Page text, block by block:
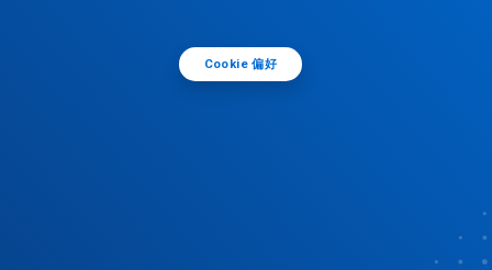
Cookie 偏好